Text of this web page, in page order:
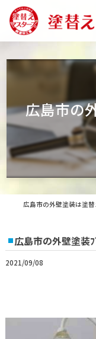
広島市の
広島市の外壁塗装
2021/09/08